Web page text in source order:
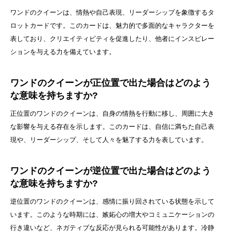
ワンドのクイーンは、情熱や自己表現、リーダーシップを象徴するタ
ロットカードです。このカードは、魅力的で多面的なキャラクターを
表しており、クリエイティビティを促進したり、他者にインスピレー
ションを与える力を備えています。
ワンドのクイーンが正位置で出た場合はどのよう
な意味を持ちますか?
正位置のワンドのクイーンは、自身の情熱を行動に移し、周囲に大き
な影響を与える存在を示します。このカードは、自信に満ちた自己表
現や、リーダーシップ、そして人々を魅了する力を表しています。
ワンドのクイーンが逆位置で出た場合はどのよう
な意味を持ちますか?
逆位置のワンドのクイーンは、感情に振り回されている状態を示して
います。このような時期には、嫉妬心の増大やコミュニケーションの
行き違いなど、ネガティブな反応が見られる可能性があります。冷静